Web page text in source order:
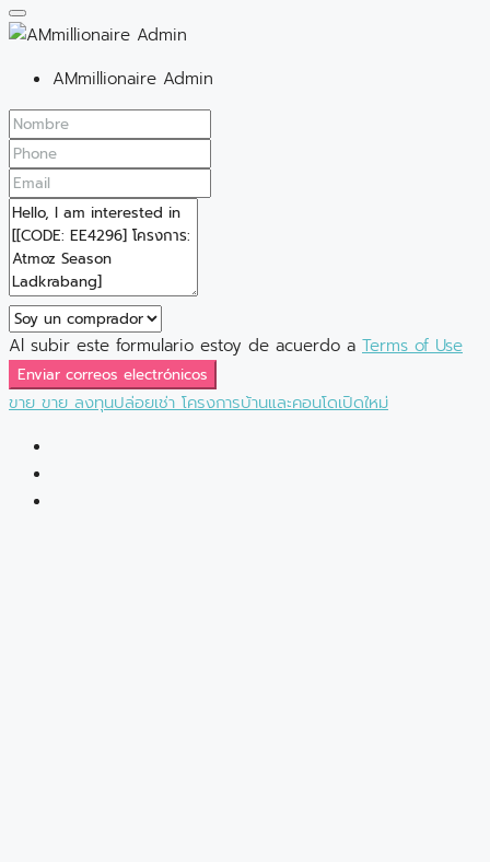
AMmillionaire Admin
Al subir este formulario estoy de acuerdo a Terms of Use
Enviar correos electrónicos
ขาย ขาย ลงทุนปล่อยเช่า โครงการบ้านและคอนโดเปิดใหม่